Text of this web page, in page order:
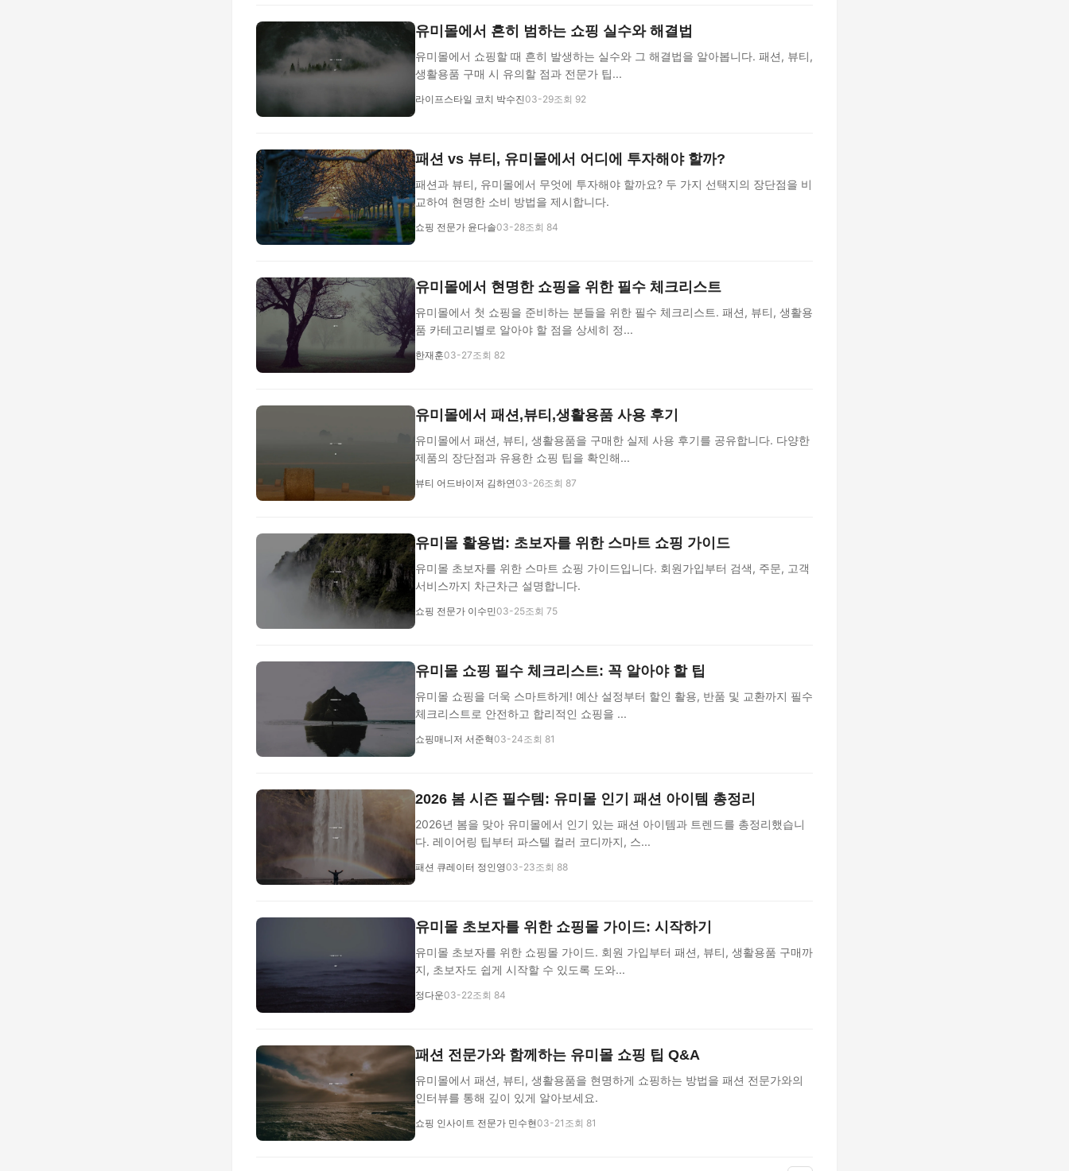
유미몰에서 흔히 범하는 쇼핑 실수와 해결법
유미몰에서 쇼핑할 때 흔히 발생하는 실수와 그 해결법을 알아봅니다. 패션, 뷰티,
생활용품 구매 시 유의할 점과 전문가 팁...
라이프스타일 코치 박수진03-29조회 92
패션 vs 뷰티, 유미몰에서 어디에 투자해야 할까?
패션과 뷰티, 유미몰에서 무엇에 투자해야 할까요? 두 가지 선택지의 장단점을 비
교하여 현명한 소비 방법을 제시합니다.
쇼핑 전문가 윤다솔03-28조회 84
유미몰에서 현명한 쇼핑을 위한 필수 체크리스트
유미몰에서 첫 쇼핑을 준비하는 분들을 위한 필수 체크리스트. 패션, 뷰티, 생활용
품 카테고리별로 알아야 할 점을 상세히 정...
한재훈03-27조회 82
유미몰에서 패션,뷰티,생활용품 사용 후기
유미몰에서 패션, 뷰티, 생활용품을 구매한 실제 사용 후기를 공유합니다. 다양한
제품의 장단점과 유용한 쇼핑 팁을 확인해...
뷰티 어드바이저 김하연03-26조회 87
유미몰 활용법: 초보자를 위한 스마트 쇼핑 가이드
유미몰 초보자를 위한 스마트 쇼핑 가이드입니다. 회원가입부터 검색, 주문, 고객
서비스까지 차근차근 설명합니다.
쇼핑 전문가 이수민03-25조회 75
유미몰 쇼핑 필수 체크리스트: 꼭 알아야 할 팁
유미몰 쇼핑을 더욱 스마트하게! 예산 설정부터 할인 활용, 반품 및 교환까지 필수
체크리스트로 안전하고 합리적인 쇼핑을 ...
쇼핑매니저 서준혁03-24조회 81
2026 봄 시즌 필수템: 유미몰 인기 패션 아이템 총정리
2026년 봄을 맞아 유미몰에서 인기 있는 패션 아이템과 트렌드를 총정리했습니
다. 레이어링 팁부터 파스텔 컬러 코디까지, 스...
패션 큐레이터 정인영03-23조회 88
유미몰 초보자를 위한 쇼핑몰 가이드: 시작하기
유미몰 초보자를 위한 쇼핑몰 가이드. 회원 가입부터 패션, 뷰티, 생활용품 구매까
지, 초보자도 쉽게 시작할 수 있도록 도와...
정다운03-22조회 84
패션 전문가와 함께하는 유미몰 쇼핑 팁 Q&A
유미몰에서 패션, 뷰티, 생활용품을 현명하게 쇼핑하는 방법을 패션 전문가와의
인터뷰를 통해 깊이 있게 알아보세요.
쇼핑 인사이트 전문가 민수현03-21 조회 81